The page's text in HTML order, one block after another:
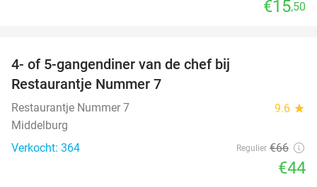
€15,50
4- of 5-gangendiner van de chef bij
Restaurantje Nummer 7
Restaurantje Nummer 7 9.6 star
Middelburg
Verkocht: 364
Regulier €66
€44